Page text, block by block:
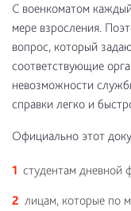
С военкоматом
мере взросления.
вопрос, который
соответствующие
невозможности
справки легко и
Официально этот
студентам дневной
лицам, которые по